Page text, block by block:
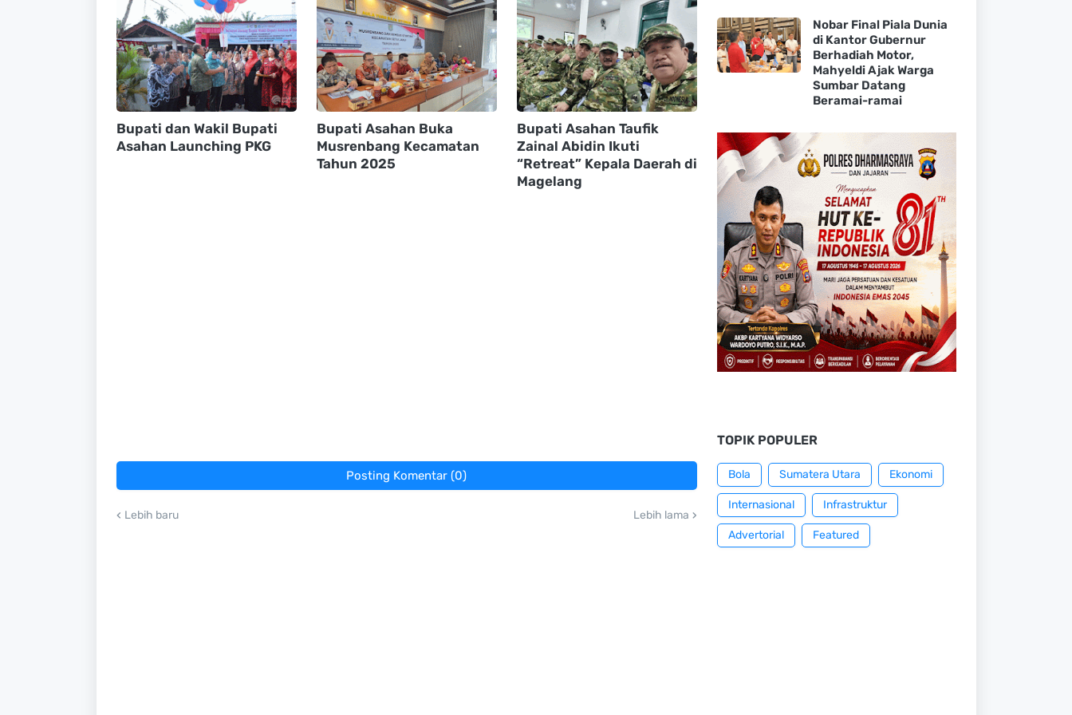
Bupati dan Wakil Bupati
Asahan Launching PKG
Bupati Asahan Buka
Musrenbang Kecamatan
Tahun 2025
Bupati Asahan Taufik
Zainal Abidin Ikuti
“Retreat” Kepala Daerah di
Magelang
Posting Komentar (0)
Lebih baru Lebih lama
Nobar Final Piala Dunia
di Kantor Gubernur
Berhadiah Motor,
Mahyeldi Ajak Warga
Sumbar Datang
Beramai-ramai
TOPIK POPULER
Bola Sumatera Utara Ekonomi
Internasional Infrastruktur
Advertorial Featured